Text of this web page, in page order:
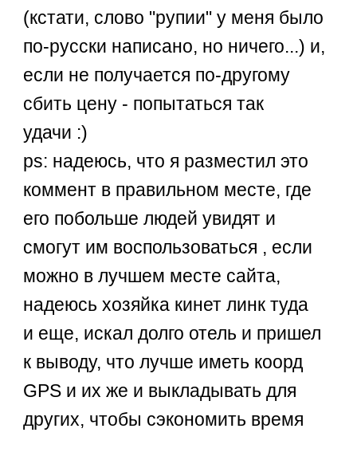
(кстати, слово "рупии" у меня было
по-русски написано, но ничего...) и,
если не получается по-другому
сбить цену - попытаться так
удачи :)
ps: надеюсь, что я разместил это
коммент в правильном месте, где
его побольше людей увидят и
смогут им воспользоваться , если
можно в лучшем месте сайта,
надеюсь хозяйка кинет линк туда
и еще, искал долго отель и пришел
к выводу, что лучше иметь коорд
GPS и их же и выкладывать для
других, чтобы сэкономить время